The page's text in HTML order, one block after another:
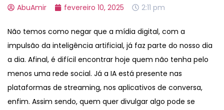
AbuAmir fevereiro 10, 2025 2:11 pm
Não temos como negar que a mídia digital, com a
impulsão da inteligência artificial, já faz parte do nosso dia
a dia. Afinal, é difícil encontrar hoje quem não tenha pelo
menos uma rede social. Já a IA está presente nas
plataformas de streaming, nos aplicativos de conversa,
enfim. Assim sendo, quem quer divulgar algo pode se